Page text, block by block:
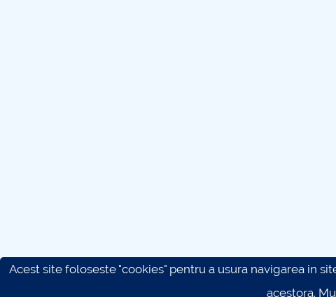
Acest site foloseste "cookies" pentru a usura navigarea in
acestora.